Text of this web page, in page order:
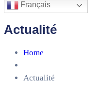
Français
Actualité
Home
Actualité